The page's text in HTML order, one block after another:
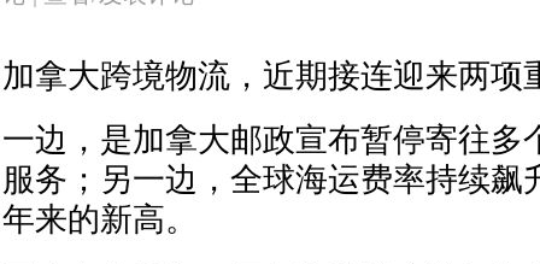
加拿大跨境物流，近期接连迎来两项
一边，是加拿大邮政宣布暂停寄往多
服务；另一边，全球海运费率持续飙
年来的新高。